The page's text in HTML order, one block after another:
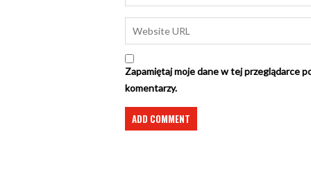
Zapamiętaj moje dane w tej przeglądarce
komentarzy.